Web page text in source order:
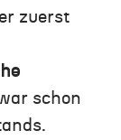
zuerst
schon